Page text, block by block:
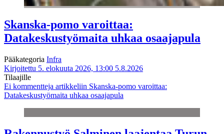
Skanska-pomo varoittaa:
Datakeskustyömaita uhkaa osaajapula
Pääkategoria Infra
Kirjoitettu 5. elokuuta 2026, 13:00 5.8.2026
Tilaajille
Ei kommentteja artikkeliin Skanska-pomo varoittaa:
Datakeskustyömaita uhkaa osaajapula